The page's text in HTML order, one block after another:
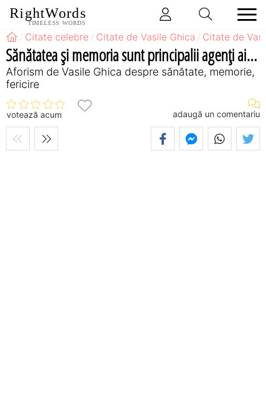
RightWords
TIMELESS WORDS
Citate celebre Citate de Vasile Ghica Citate de
Sănătatea şi memoria sunt principalii agenţi ai...
Aforism de Vasile Ghica despre sănătate, memorie,
fericire
votează acum adaugă un comentariu